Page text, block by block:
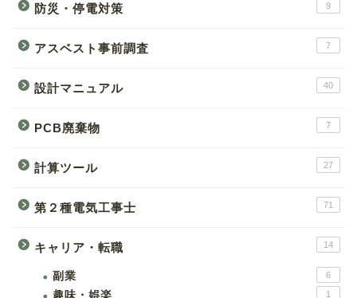
防災・停電対策 9
アスベスト事前調査 7
設計マニュアル 40
PCB廃棄物 7
計算ツール 27
第２種電気工事士 71
キャリア・転職 14
副業 6
趣味・娯楽 1